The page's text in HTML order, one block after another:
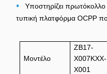
•
Υποστηρίζει
τυπική πλατφόρμα OCPP
Μοντέλο
ZB17-
X007KXX-
X001